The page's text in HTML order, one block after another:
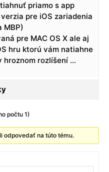
priamo s app
pre iOS zariadenia
MBP)
pre MAC OS X ale aj
hru ktorú vám natiahne
hroznom rozlíšení …
počtu 1)
odpovedať na túto tému.